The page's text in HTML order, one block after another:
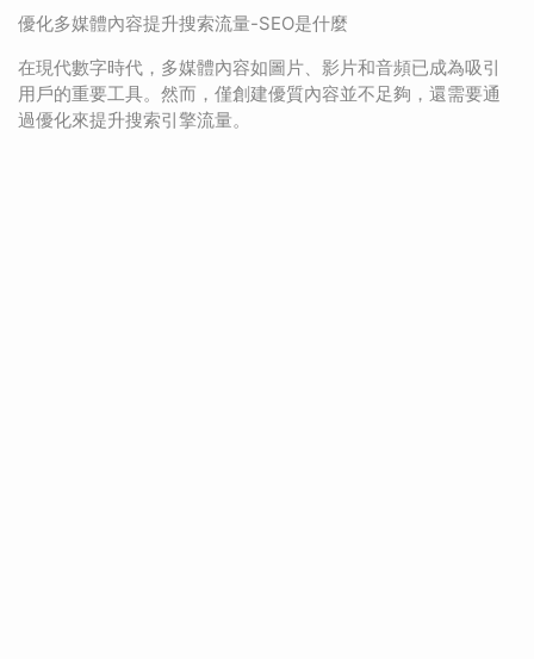
優化多媒體內容提升搜索流量-SEO是什麼
在現代數字時代，多媒體內容如圖片、影片和音頻已成為吸引
用戶的重要工具。然而，僅創建優質內容並不足夠，還需要通
過優化來提升搜索引擎流量。